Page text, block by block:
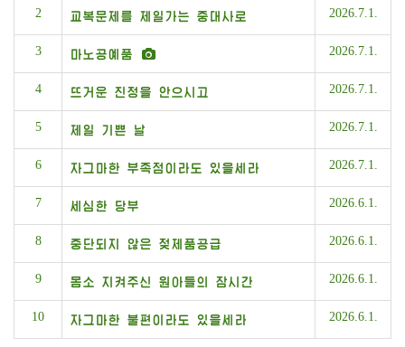
2 교복문제를 제일가는 중대사로 2026.7.1.
3 마노공예품 2026.7.1.
4 뜨거운 진정을 안으시고 2026.7.1.
5 제일 기쁜 날 2026.7.1.
6 자그마한 부족점이라도 있을세라 2026.7.1.
7 세심한 당부 2026.6.1.
8 중단되지 않은 젖제품공급 2026.6.1.
9 몸소 지켜주신 원아들의 잠시간 2026.6.1.
10 자그마한 불편이라도 있을세라 2026.6.1.